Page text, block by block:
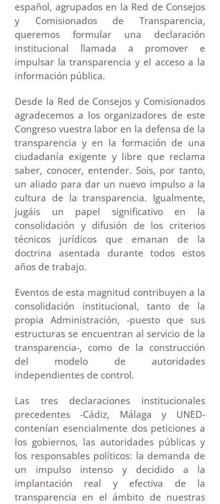
español, agrupados en la Red de Consejos
y Comisionados de Transparencia,
queremos formular una declaración
institucional llamada a promover e
impulsar la transparencia y el acceso a la
información pública.
Desde la Red de Consejos y Comisionados
agradecemos a los organizadores de este
Congreso vuestra labor en la defensa de la
transparencia y en la formación de una
ciudadanía exigente y libre que reclama
saber, conocer, entender. Sois, por tanto,
un aliado para dar un nuevo impulso a la
cultura de la transparencia. Igualmente,
jugáis un papel significativo en la
consolidación y difusión de los criterios
técnicos jurídicos que emanan de la
doctrina asentada durante todos estos
años de trabajo.
Eventos de esta magnitud contribuyen a la
consolidación institucional, tanto de la
propia Administración, -puesto que sus
estructuras se encuentran al servicio de la
transparencia-, como de la construcción
del modelo de autoridades
independientes de control.
Las tres declaraciones institucionales
precedentes -Cádiz, Málaga y UNED-
contenían esencialmente dos peticiones a
los gobiernos, las autoridades públicas y
los responsables políticos: la demanda de
un impulso intenso y decidido a la
implantación real y efectiva de la
transparencia en el ámbito de nuestras